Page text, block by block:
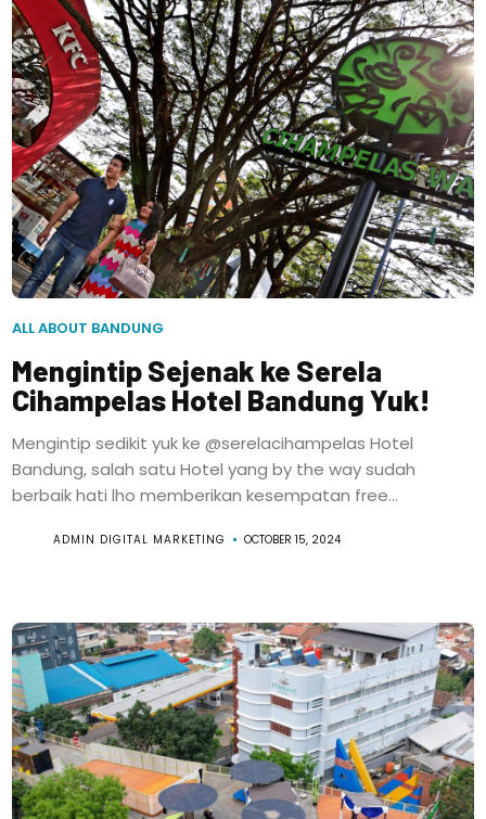
ALL ABOUT BANDUNG
Mengintip Sejenak ke Serela
Cihampelas Hotel Bandung Yuk!
Mengintip sedikit yuk ke @serelacihampelas Hotel
Bandung, salah satu Hotel yang by the way sudah
berbaik hati lho memberikan kesempatan free...
ADMIN DIGITAL MARKETING OCTOBER 15, 2024